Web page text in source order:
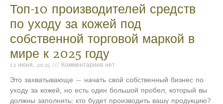
Топ-10 производителей средств
по уходу за кожей под
собственной торговой маркой в
мире к 2025 году
12 июня, 2025 Комментариев нет
Это захватывающе — начать свой собственный бизнес по
уходу за кожей, но есть один большой пробел, который вы
должны заполнить: кто будет производить вашу продукцию?